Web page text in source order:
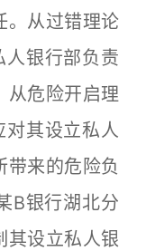
。从过错理论
人银行部负责
从危险开启理
其设立私人
带来的危险负
B银行湖北分
其设立私人银